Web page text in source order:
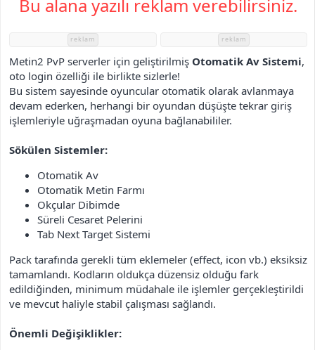
i
Bu alana yazılı reklam verebilirsiniz.
reklam reklam
Metin2 PvP serverler için geliştirilmiş Otomatik Av Sistemi,
oto login özelliği ile birlikte sizlerle!
Bu sistem sayesinde oyuncular otomatik olarak avlanmaya
devam ederken, herhangi bir oyundan düşüşte tekrar giriş
işlemleriyle uğraşmadan oyuna bağlanabililer.
Sökülen Sistemler:
Otomatik Av
Otomatik Metin Farmı
Okçular Dibimde
Süreli Cesaret Pelerini
Tab Next Target Sistemi
Pack tarafında gerekli tüm eklemeler (effect, icon vb.) eksiksiz
tamamlandı. Kodların oldukça düzensiz olduğu fark
edildiğinden, minimum müdahale ile işlemler gerçekleştirildi
ve mevcut haliyle stabil çalışması sağlandı.
Önemli Değişiklikler: